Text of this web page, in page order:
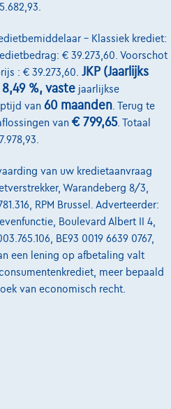
– Klassiek krediet:
€ 39.273,60. Voorschot
: € 39.273,60. JKP (Jaarlijks
%, vaste jaarlijkse
van 60 maanden . Terug te
van € 799,65. Totaal
van uw kredietaanvraag
Warandeberg 8/3,
RPM Brussel. Adverteerder:
Boulevard Albert II 4,
BE93 0019 6639 0767,
een lening op afbetaling valt
meer bepaald
van economisch recht.